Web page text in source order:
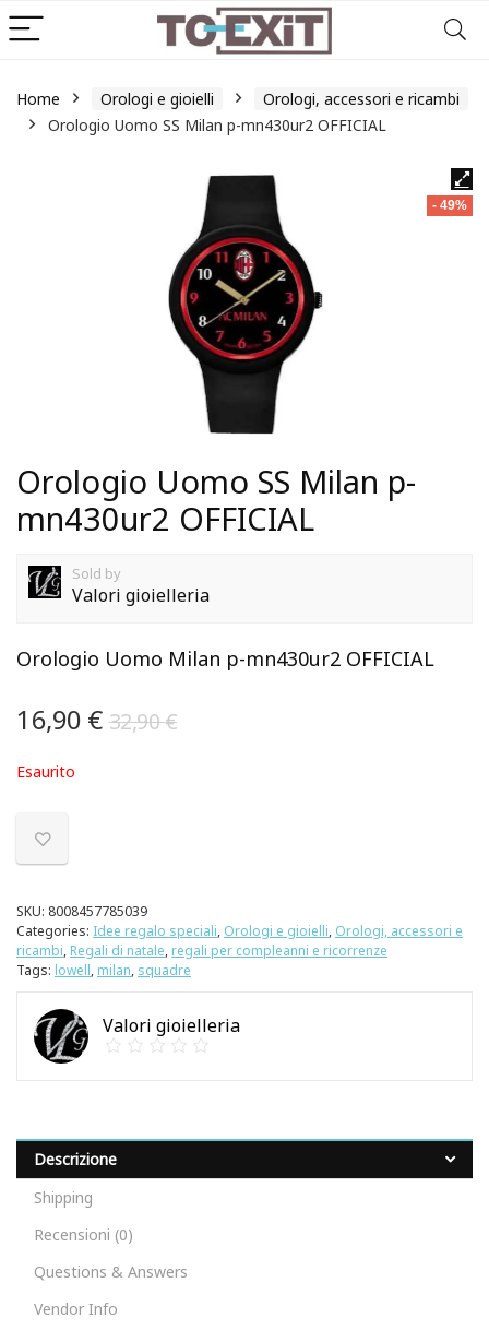
Home Orologi e gioielli
Orologi, accessori e ricambi
Orologio Uomo SS Milan p-mn430ur2 OFFICIAL
- 49%
Orologio Uomo SS Milan p-
mn430ur2 OFFICIAL
Sold by
Valori gioielleria
Orologio Uomo Milan p-mn430ur2 OFFICIAL
32,90€
16,90 €
Esaurito
SKU: 8008457785039
Categories: Idee regalo speciali, Orologi e gioielli, Orologi, accessori e
ricambi, Regali di natale, regali per compleanni e ricorrenze
Tags: lowell, milan, squadre
Valori gioielleria
Descrizione
Shipping
Recensioni (0)
Questions & Answers
Vendor Info